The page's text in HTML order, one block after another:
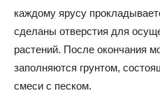
каждому ярусу
сделаны отверстия для
растений. После окончания
заполняются грунтом,
смеси с песком.